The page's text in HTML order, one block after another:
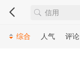
综合 人气 评论